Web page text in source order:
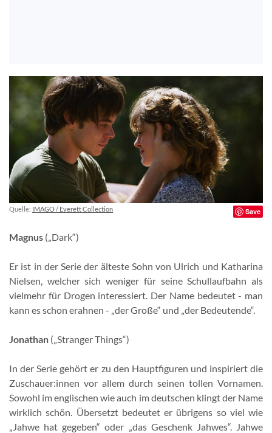
Quelle: IMAGO / Everett Collection Save
Magnus („Dark“)
Er ist in der Serie der älteste Sohn von Ulrich und Katharina
Nielsen, welcher sich weniger für seine Schullaufbahn als
vielmehr für Drogen interessiert. Der Name bedeutet - man
kann es schon erahnen - „der Große“ und „der Bedeutende“.
Jonathan („Stranger Things“)
In der Serie gehört er zu den Hauptfiguren und inspiriert die
Zuschauer:innen vor allem durch seinen tollen Vornamen.
Sowohl im englischen wie auch im deutschen klingt der Name
wirklich schön. Übersetzt bedeutet er übrigens so viel wie
„Jahwe hat gegeben“ oder „das Geschenk Jahwes“. Jahwe